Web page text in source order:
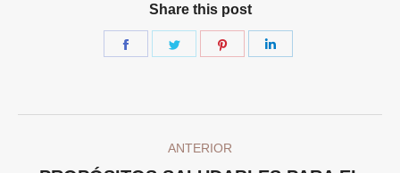
Share this post
Share
Share
Share
entre
ANTERIOR